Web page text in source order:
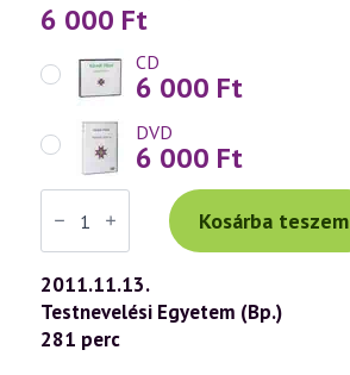
6 000 Ft
CD
6 000 Ft
DVD
6 000 Ft
Váradi
Tibor
előadás
(588)
—
Arisztotelésztől
Rudolf
Steinerig,
avagy
Kosárba teszem
2011.11.13.
Testnevelési Egyetem (Bp.)
281 perc